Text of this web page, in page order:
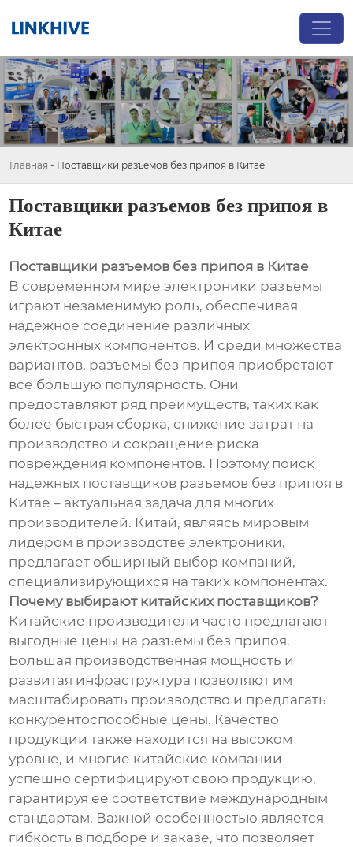
Главная - Поставщики разъемов без припоя в Китае
Поставщики разъемов без припоя в
Китае
Поставщики разъемов без припоя в Китае
В современном мире электроники разъемы
играют незаменимую роль, обеспечивая
надежное соединение различных
электронных компонентов. И среди множества
вариантов, разъемы без припоя приобретают
все большую популярность. Они
предоставляют ряд преимуществ, таких как
более быстрая сборка, снижение затрат на
производство и сокращение риска
повреждения компонентов. Поэтому поиск
надежных поставщиков разъемов без припоя в
Китае – актуальная задача для многих
производителей. Китай, являясь мировым
лидером в производстве электроники,
предлагает обширный выбор компаний,
специализирующихся на таких компонентах.
Почему выбирают китайских поставщиков?
Китайские производители часто предлагают
выгодные цены на разъемы без припоя.
Большая производственная мощность и
развитая инфраструктура позволяют им
масштабировать производство и предлагать
конкурентоспособные цены. Качество
продукции также находится на высоком
уровне, и многие китайские компании
успешно сертифицируют свою продукцию,
гарантируя ее соответствие международным
стандартам. Важной особенностью является
гибкость в подборе и заказе, что позволяет